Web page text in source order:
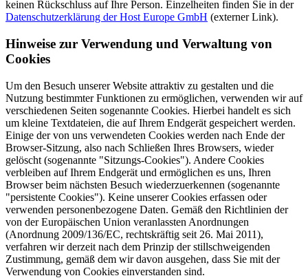
keinen Rückschluss auf Ihre Person. Einzelheiten finden Sie in der
Datenschutzerklärung der Host Europe GmbH (externer Link).
Hinweise zur Verwendung und Verwaltung von
Cookies
Um den Besuch unserer Website attraktiv zu gestalten und die
Nutzung bestimmter Funktionen zu ermöglichen, verwenden wir auf
verschiedenen Seiten sogenannte Cookies. Hierbei handelt es sich
um kleine Textdateien, die auf Ihrem Endgerät gespeichert werden.
Einige der von uns verwendeten Cookies werden nach Ende der
Browser-Sitzung, also nach Schließen Ihres Browsers, wieder
gelöscht (sogenannte "Sitzungs-Cookies"). Andere Cookies
verbleiben auf Ihrem Endgerät und ermöglichen es uns, Ihren
Browser beim nächsten Besuch wiederzuerkennen (sogenannte
"persistente Cookies"). Keine unserer Cookies erfassen oder
verwenden personenbezogene Daten. Gemäß den Richtlinien der
von der Europäischen Union veranlassten Anordnungen
(Anordnung 2009/136/EC, rechtskräftig seit 26. Mai 2011),
verfahren wir derzeit nach dem Prinzip der stillschweigenden
Zustimmung, gemäß dem wir davon ausgehen, dass Sie mit der
Verwendung von Cookies einverstanden sind.